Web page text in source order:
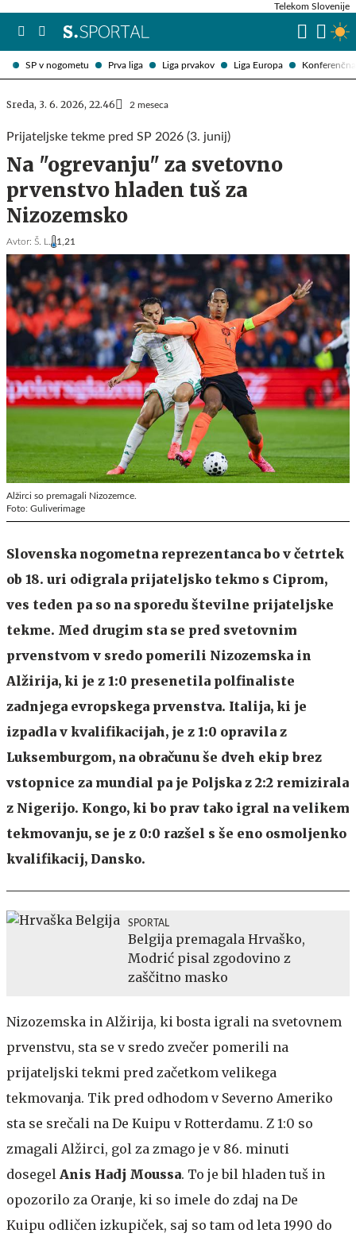
SP v nogometu Prva liga Liga prvakov Liga Europa
Telekom Slovenije
Sreda, 3. 6. 2026, 22.46 2 meseca
Prijateljske tekme pred SP 2026 (3. junij)
Na "ogrevanju" za svetovno
prvenstvo hladen tuš za
Nizozemsko
Avtor: Š. L. 1,21
Alžirci so premagali Nizozemce.
Foto: Guliverimage
Slovenska nogometna reprezentanca bo v četrtek
ob 18. uri odigrala prijateljsko tekmo s Ciprom,
ves teden pa so na sporedu številne prijateljske
tekme. Med drugim sta se pred svetovnim
prvenstvom v sredo pomerili Nizozemska in
Alžirija, ki je z 1:0 presenetila polfinaliste
zadnjega evropskega prvenstva. Italija, ki je
izpadla v kvalifikacijah, je z 1:0 opravila z
Luksemburgom, na obračunu še dveh ekip brez
vstopnice za mundial pa je Poljska z 2:2 remizirala
z Nigerijo. Kongo, ki bo prav tako igral na velikem
tekmovanju, se je z 0:0 razšel s še eno osmoljenko
kvalifikacij, Dansko.
SPORTAL
Belgija premagala Hrvaško,
Modrić pisal zgodovino z
zaščitno masko
Nizozemska in Alžirija, ki bosta igrali na svetovnem
prvenstvu, sta se v sredo zvečer pomerili na
prijateljski tekmi pred začetkom velikega
tekmovanja. Tik pred odhodom v Severno Ameriko
sta se srečali na De Kuipu v Rotterdamu. Z 1:0 so
zmagali Alžirci, gol za zmago je v 86. minuti
dosegel Anis Hadj Moussa. To je bil hladen tuš in
opozorilo za Oranje, ki so imele do zdaj na De
Kuipu odličen izkupiček, saj so tam od leta 1990 do